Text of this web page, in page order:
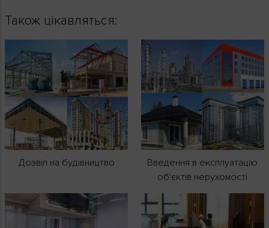
Також цікавляться:
Дозвіл на будівництво
Введення в експлуатацію
об'єктів нерухомості